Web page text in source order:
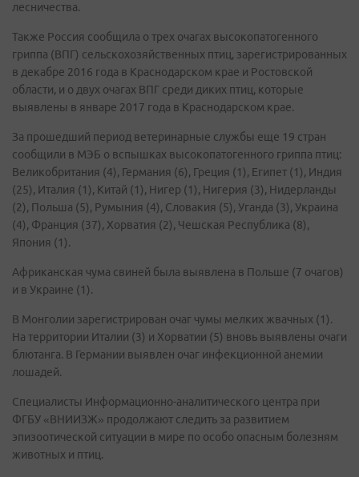
лесничества.
Также Россия сообщила о трех очагах высокопатогенного
гриппа (ВПГ) сельскохозяйственных птиц, зарегистрированных
в декабре 2016 года в Краснодарском крае и Ростовской
области, и о двух очагах ВПГ среди диких птиц, которые
выявлены в январе 2017 года в Краснодарском крае.
За прошедший период ветеринарные службы еще 19 стран
сообщили в МЭБ о вспышках высокопатогенного гриппа птиц:
Великобритания (4), Германия (6), Греция (1), Египет (1), Индия
(25), Италия (1), Китай (1), Нигер (1), Нигерия (3), Нидерланды
(2), Польша (5), Румыния (4), Словакия (5), Уганда (3), Украина
(4), Франция (37), Хорватия (2), Чешская Республика (8),
Япония (1).
Африканская чума свиней была выявлена в Польше (7 очагов)
и в Украине (1).
В Монголии зарегистрирован очаг чумы мелких жвачных (1).
На территории Италии (3) и Хорватии (5) вновь выявлены очаги
блютанга. В Германии выявлен очаг инфекционной анемии
лошадей.
Специалисты Информационно-аналитического центра при
ФГБУ «ВНИИЗЖ» продолжают следить за развитием
эпизоотической ситуации в мире по особо опасным болезням
животных и птиц.